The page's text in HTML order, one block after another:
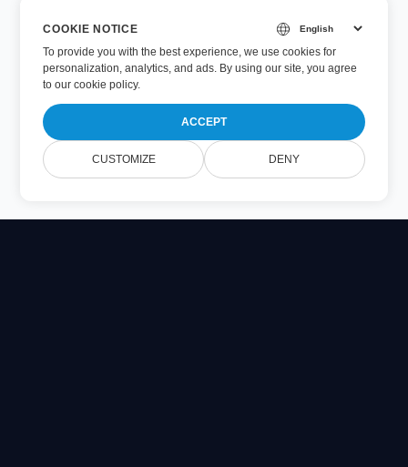
COOKIE NOTICE
To provide you with the best experience, we use cookies for
personalization, analytics, and ads. By using our site, you agree
toour cookie policy.
ACCEPT
CUSTOMIZE DENY